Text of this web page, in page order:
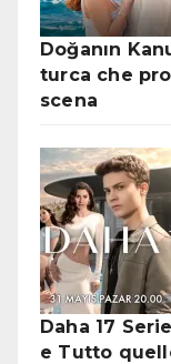
Doğanın
turca che
scena
Daha 17
e Tutto